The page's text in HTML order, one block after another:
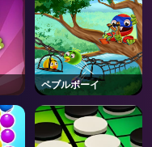
ペブルボーイ